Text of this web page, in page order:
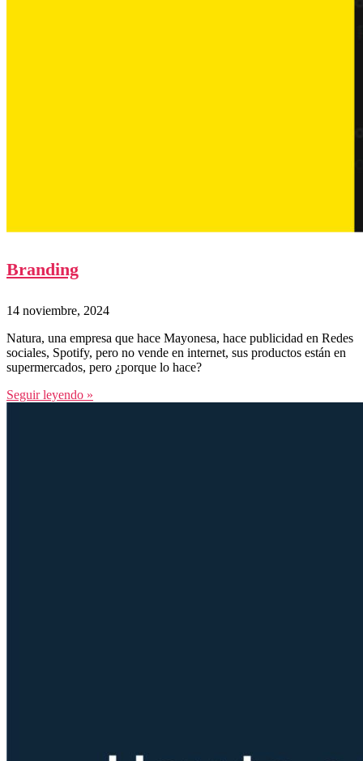
Branding
14 noviembre, 2024
Natura, una empresa que hace Mayonesa, hace publicidad en Redes
sociales, Spotify, pero no vende en internet, sus productos están en
supermercados, pero ¿porque lo hace?
Seguir leyendo »